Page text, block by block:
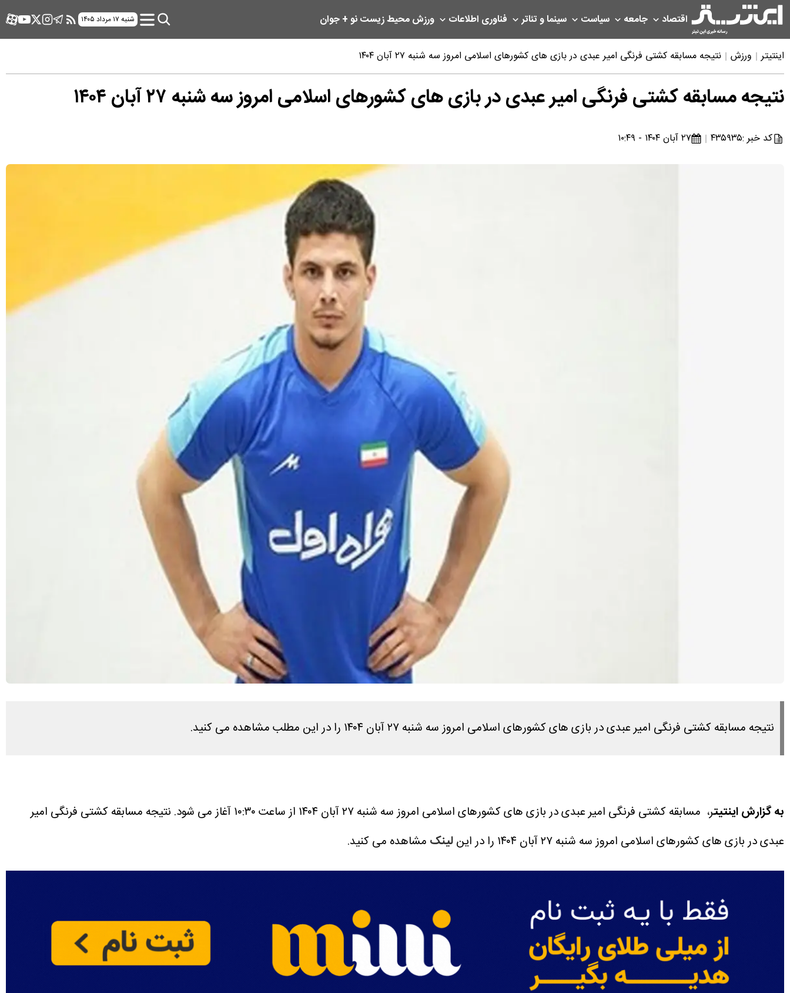
اقتصاد جامعه سیاست سینما و تئاتر فناوری اطلاعات ورزشمحیط زیستنو + جوان شنبه ۱۷ مرداد ۱۴۰۵
اینتیتر ورزش نتیجه مسابقه کشتی فرنگی امیر عبدی در بازی های کشورهای اسلامی امروز سه شنبه ۲۷ آبان ۱۴۰۴
نتیجه مسابقه کشتی فرنگی امیر عبدی در بازی های کشورهای اسلامی امروز سه شنبه ۲۷ آبان ۱۴۰۴
کد خبر :۴۳۵۹۳۵ ۲۷ آبان ۱۴۰۴ - ۱۰:۴۹
نتیجه مسابقه کشتی فرنگی امیر عبدی در بازی های کشورهای اسلامی امروز سه شنبه ۲۷ آبان ۱۴۰۴ را در این مطلب مشاهده می کنید.
به گزارش اینتیتر، مسابقه کشتی فرنگی امیر عبدی در بازی های کشورهای اسلامی امروز سه شنبه ۲۷ آبان ۱۴۰۴ از ساعت ۱۰:۳۰ آغاز می شود.
نتیجه مسابقه کشتی فرنگی امیر
عبدی در بازی های کشورهای اسلامی امروز سه شنبه ۲۷ آبان ۱۴۰۴ را در این
لینک مشاهده می کنید.